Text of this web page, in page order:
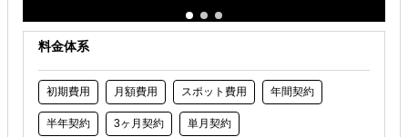
料金体系
初期費用 月額費用 スポット費用 年間契約
半年契約 3ヶ月契約 単月契約